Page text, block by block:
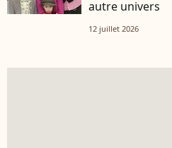
autre univers
12 juillet 2026